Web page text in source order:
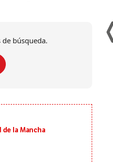
búsqueda.
la Mancha
este martes 28 de
de Kumamoto,
provocando una